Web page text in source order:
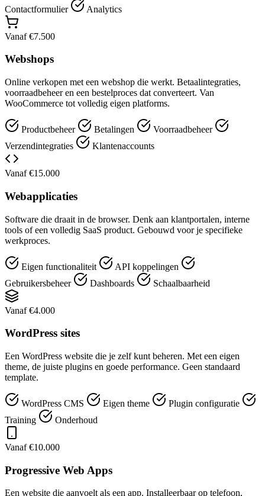
Contactformulier
Analytics
Vanaf €7.500
Webshops
Online verkopen met een webshop die werkt. Betaalintegraties,
voorraadbeheer en een bestelproces dat converteert. Van
WooCommerce tot volledig eigen platforms.
Productbeheer Betalingen
Voorraadbeheer
Verzendintegraties
Klantenaccounts
Vanaf €15.000
Webapplicaties
Software die draait in de browser. Denk aan klantportalen, interne
tools of een volledig SaaS product. Gebouwd voor je specifieke
werkproces.
Eigen functionaliteit
API koppelingen
Gebruikersbeheer
Dashboards Schaalbaarheid
Vanaf €4.000
WordPress sites
Een WordPress website die je zelf kunt beheren. Met een eigen
theme, de juiste plugins en goede performance. Geen standaard
template.
WordPress CMS Eigen theme
Plugin configuratie
Training
Onderhoud
Vanaf €10.000
Progressive Web Apps
Een website die aanvoelt als een app. Installeerbaar op telefoon,